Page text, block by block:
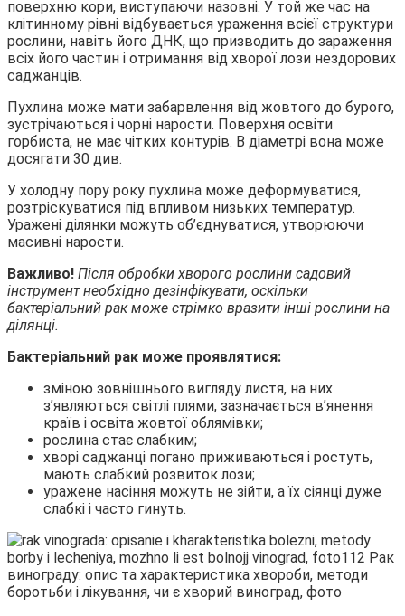
поверхню кори, виступаючи назовні. У той же час на
клітинному рівні відбувається ураження всієї структури
рослини, навіть його ДНК, що призводить до зараження
всіх його частин і отримання від хворої лози нездорових
саджанців.
Пухлина може мати забарвлення від жовтого до бурого,
зустрічаються і чорні нарости. Поверхня освіти
горбиста, не має чітких контурів. В діаметрі вона може
досягати 30 див.
У холодну пору року пухлина може деформуватися,
розтріскуватися під впливом низьких температур.
Уражені ділянки можуть об’єднуватися, утворюючи
масивні нарости.
Важливо! Після обробки хворого рослини садовий
інструмент необхідно дезінфікувати, оскільки
бактеріальний рак може стрімко вразити інші рослини на
ділянці.
Бактеріальний рак може проявлятися:
зміною зовнішнього вигляду листя, на них
з’являються світлі плями, зазначається в’янення
країв і освіта жовтої облямівки;
рослина стає слабким;
хворі саджанці погано приживаються і ростуть,
мають слабкий розвиток лози;
уражене насіння можуть не зійти, а їх сіянці дуже
слабкі і часто гинуть.